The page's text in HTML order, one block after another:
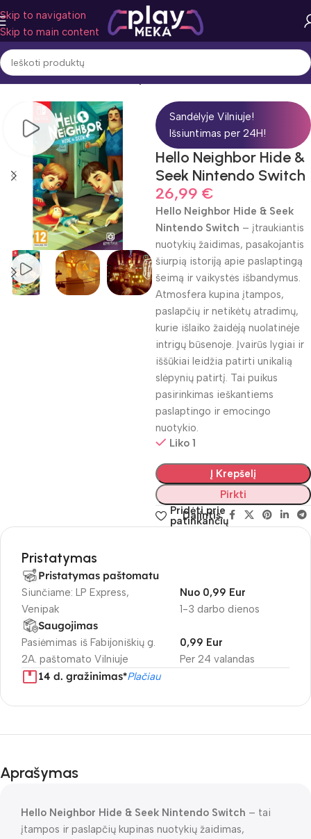
Skip to navigation
Skip to main content
Pradžia Žaidimo žanras Nuotykiai
Sandėlyje Vilniuje!
Išsiuntimas per 24H!
Hello Neighbor Hide &
Seek Nintendo Switch
26,99 €
Hello Neighbor Hide & Seek
Nintendo Switch – įtraukiantis
nuotykių žaidimas, pasakojantis
šiurpią istoriją apie paslaptingą
šeimą ir vaikystės išbandymus.
Atmosfera kupina įtampos,
paslapčių ir netikėtų atradimų,
kurie išlaiko žaidėją nuolatinėje
intrigų būsenoje. Įvairūs lygiai ir
iššūkiai leidžia patirti unikalią
slėpynių patirtį. Tai puikus
pasirinkimas ieškantiems
paslaptingo ir emocingo
nuotykio.
Liko 1
Į Krepšelį
Pirkti
Pridėti prie
patinkančių
Dalintis:
Pristatymas
Pristatymas paštomatu
Siunčiame: LP Express,
Venipak
1-3 darbo dienos
Nuo 0,99 Eur
Saugojimas
Pasiėmimas iš Fabijoniškių g.
2A. paštomato Vilniuje
Per 24 valandas
0,99 Eur
14 d. gražinimas*Plačiau
Aprašymas
Hello Neighbor Hide & Seek Nintendo Switch – tai
įtampos ir paslapčių kupinas nuotykių žaidimas,